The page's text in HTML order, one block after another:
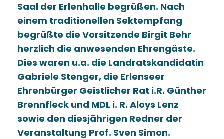
Saal der Erlenhalle begrüßen. Nach
einem traditionellen Sektempfang
begrüßte die Vorsitzende Birgit Behr
herzlich die anwesenden Ehrengäste.
Dies waren u.a. die Landratskandidatin
Gabriele Stenger, die Erlenseer
Ehrenbürger Geistlicher Rat i.R. Günther
Brennfleck und MDL i. R. Aloys Lenz
sowie den diesjährigen Redner der
Veranstaltung Prof. Sven Simon.